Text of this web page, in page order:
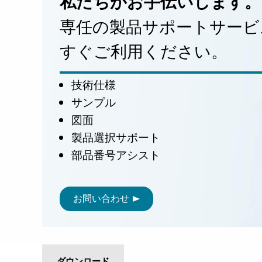
専任の製品サポートサー
すぐご利用ください。
技術仕様
サンプル
図面
製品選択サポート
部品番号アシスト
お問い合わせ